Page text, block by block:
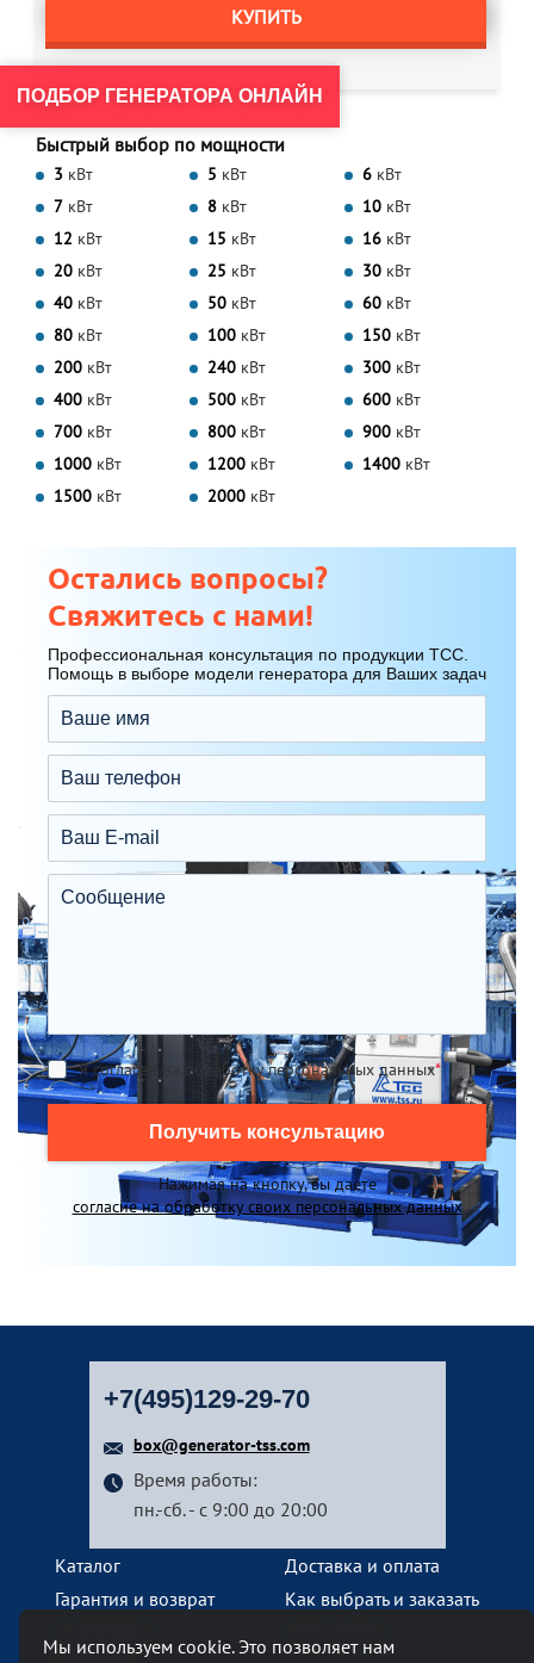
КУПИТЬ
Быстрый выбор по мощности
3 кВт 5 кВт 6 кВт
7 кВт 8 кВт 10 кВт
12 кВт 15 кВт 16 кВт
20 кВт 25 кВт 30 кВт
40 кВт 50 кВт 60 кВт
80 кВт 100 кВт 150 кВт
200 кВт 240 кВт 300 кВт
400 кВт 500 кВт 600 кВт
700 кВт 800 кВт 900 кВт
1000 кВт 1200 кВт 1400 кВт
1500 кВт 2000 кВт
Остались вопросы?
Свяжитесь с нами!
Профессиональная консультация по продукции ТСС.
Помощь в выборе модели генератора для Ваших задач
Я согласен на обработку персональных данных*
Получить консультацию
Нажимая на кнопку, вы даете
согласие на обработку своих персональных данных
+7(495)129-29-70
box@generator-tss.com
Время работы:
пн.-сб. - с 9:00 до 20:00
Каталог
Доставка и оплата
Гарантия и возврат
Как выбрать и заказать
ПОДБОР ГЕНЕРАТОРА ОНЛАЙН
Мы используем cookie. Это позволяет нам